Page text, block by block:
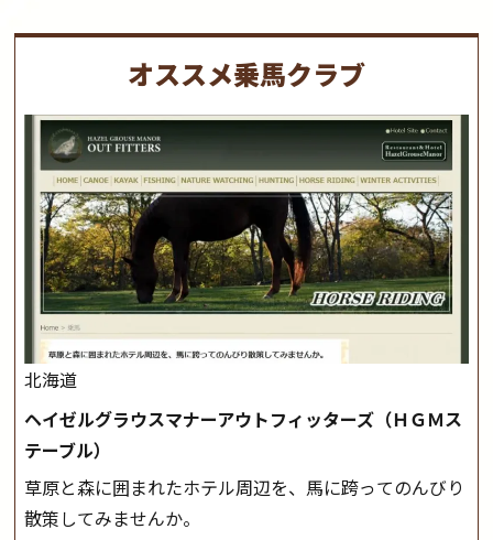
オススメ乗馬クラブ
北海道
ヘイゼルグラウスマナーアウトフィッターズ（ＨＧＭス
テーブル）
草原と森に囲まれたホテル周辺を、馬に跨ってのんびり
散策してみませんか。